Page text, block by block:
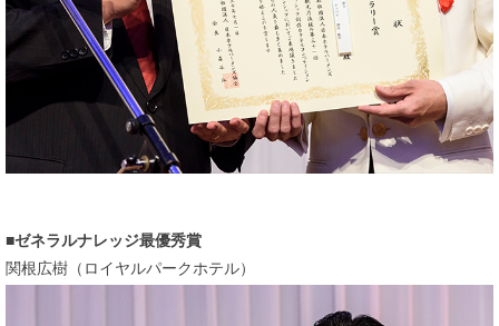
ゼネラルナレッジ最優秀賞
関根広樹（ロイヤルパークホテル）